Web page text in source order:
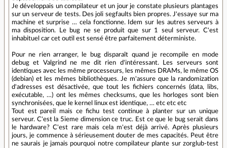
Je développais un compilateur et un jour je constate plusieurs plantages
sur un serveur de tests. Des joli segfaults bien propres. J'essaye sur ma
machine et surprise … cela fonctionne. Idem sur les autres serveurs à
ma disposition. Le bug ne se produit que sur 1 seul serveur. C'est
inhabituel car cet outil est sensé être parfaitement déterministe.
Pour ne rien arranger, le bug disparaît quand je recompile en mode
debug et Valgrind ne me dit rien d'intéressant. Les serveurs sont
identiques avec les même processeurs, les mêmes DRAMs, le même OS
(debian) et les mêmes bibliothèques. Je m'assure que la randomization
d'adresses est désactivée, que tout les fichiers concernés (data, libs,
exécutable, …) ont les mêmes checksums, que les horloges sont bien
synchronisées, que le kernel linux est identique, … etc etc etc
Tout est pareil mais ce fichu test continue à planter sur un unique
serveur. C'est la 5ieme dimension ce truc. Est ce que le bug serait dans
le hardware? C'est rare mais cela m'est déjà arrivé. Après plusieurs
jours, je commence à sérieusement douter de mes capacités. Peut être
ne saurais je jamais pourquoi notre compilateur plante sur zorglub-test